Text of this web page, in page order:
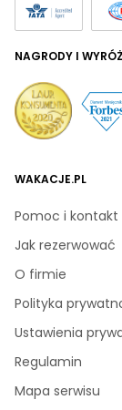
WAKACJE.PL
Pomoc i kontakt
Jak rezerwować
O firmie
Polityka
Ustawienia
Regulamin
Mapa serwisu
NAGRODY I